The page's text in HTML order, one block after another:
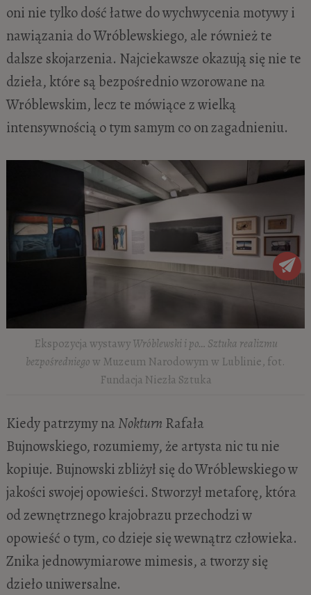
oni nie tylko dość łatwe do wychwycenia motywy i
nawiązania do Wróblewskiego, ale również te
dalsze skojarzenia. Najciekawsze okazują się nie te
dzieła, które są bezpośrednio wzorowane na
Wróblewskim, lecz te mówiące z wielką
intensywnością o tym samym co on zagadnieniu.
Ekspozycja wystawyWróblewski i po… Sztuka realizmu
bezpośredniegow Muzeum Narodowym w Lublinie, fot.
Fundacja Niezła Sztuka
Kiedy patrzymy naNokturn Rafała
Bujnowskiego, rozumiemy, że artysta nic tu nie
kopiuje. Bujnowski zbliżył się do Wróblewskiego w
jakości swojej opowieści. Stworzył metaforę, która
od zewnętrznego krajobrazu przechodzi w
opowieść o tym, co dzieje się wewnątrz człowieka.
Znika jednowymiarowe mimesis, a tworzy się
dzieło uniwersalne.